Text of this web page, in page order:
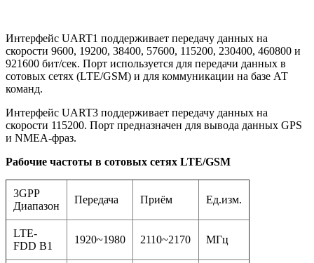
Интерфейс UART1 поддерживает передачу данных на
скорости 9600, 19200, 38400, 57600, 115200, 230400, 460800 и
921600 бит/сек. Порт используется для передачи данных в
сотовых сетях (LTE/GSM) и для коммуникации на базе АТ
команд.
Интерфейс UART3 поддерживает передачу данных на
скорости 115200. Порт предназначен для вывода данных GPS
и NMEA-фраз.
Рабочие частоты в сотовых сетях LTE/GSM
3GPP
Диапазон
Передача Приём Ед.изм.
LTE-
FDD B1
1920~1980 2110~2170 МГц